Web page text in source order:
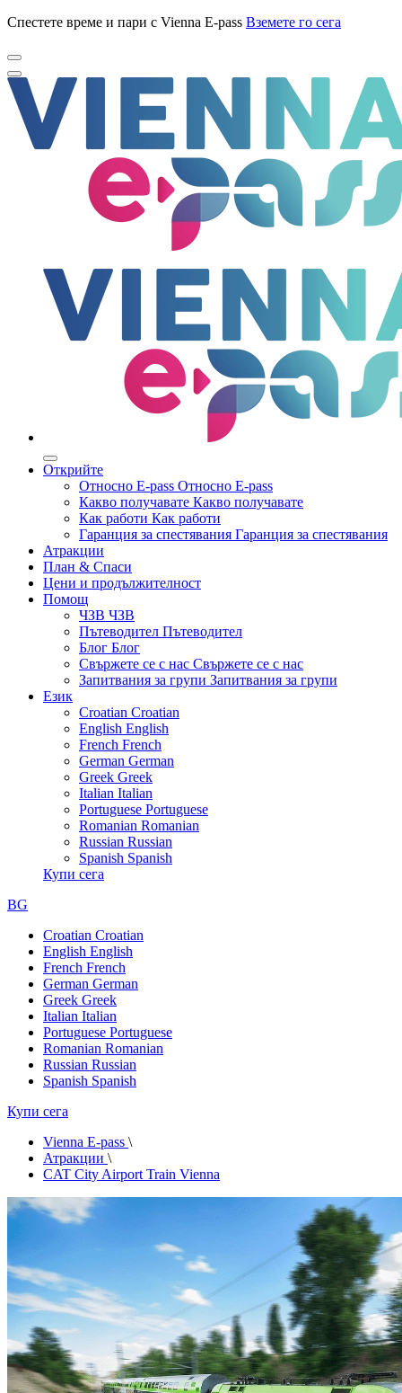
Спестете време и пари с Vienna E-pass Вземете го сега
Открийте
Относно E-pass Относно E-pass
Какво получавате Какво получавате
Как работи Как работи
Гаранция за спестявания Гаранция за спестявания
Атракции
План & Спаси
Цени и продължителност
Помощ
ЧЗВ ЧЗВ
Пътеводител Пътеводител
Блог Блог
Свържете се с нас Свържете се с нас
Запитвания за групи Запитвания за групи
Език
Croatian Croatian
English English
French French
German German
Greek Greek
Italian Italian
Portuguese Portuguese
Romanian Romanian
Russian Russian
Spanish Spanish
Купи сега
BG
Croatian Croatian
English English
French French
German German
Greek Greek
Italian Italian
Portuguese Portuguese
Romanian Romanian
Russian Russian
Spanish Spanish
Купи сега
Vienna E-pass \
Атракции \
CAT City Airport Train Vienna